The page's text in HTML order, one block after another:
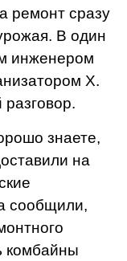
ремонт сразу
В один
инженером
X.
знаете,
на
сообщили,
комбайны